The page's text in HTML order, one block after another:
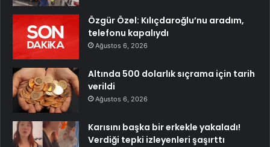
Özgür Özel: Kılıçdaroğlu’nu aradım,
telefonu kapalıydı
Ağustos 6, 2026
Altında 500 dolarlık sıçrama için tarih
verildi
Ağustos 6, 2026
Karısını başka bir erkekle yakaladı!
Verdiği tepki izleyenleri şaşırttı